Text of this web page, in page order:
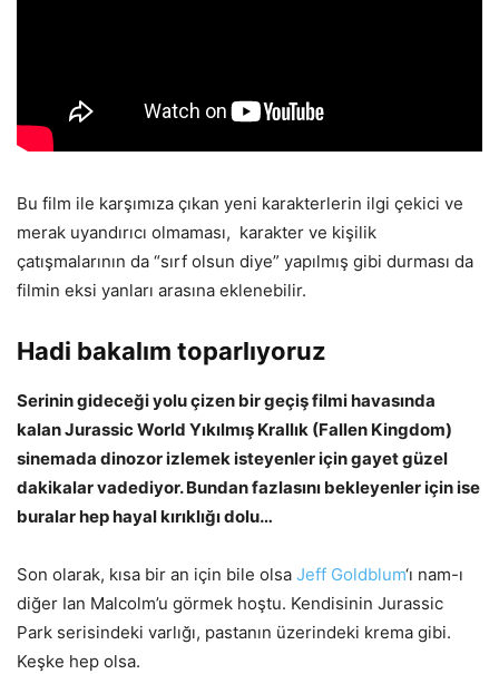
Bu film ile karşımıza çıkan yeni karakterlerin ilgi çekici ve
merak uyandırıcı olmaması, karakter ve kişilik
çatışmalarının da “sırf olsun diye” yapılmış gibi durması da
filmin eksi yanları arasına eklenebilir.
Hadi bakalım toparlıyoruz
Serinin gideceği yolu çizen bir geçiş filmi havasında
kalan Jurassic World Yıkılmış Krallık (Fallen Kingdom)
sinemada dinozor izlemek isteyenler için gayet güzel
dakikalar vadediyor. Bundan fazlasını bekleyenler için ise
buralar hep hayal kırıklığı dolu…
Son olarak, kısa bir an için bile olsa Jeff Goldblum‘ı nam-ı
diğer Ian Malcolm’u görmek hoştu. Kendisinin Jurassic
Park serisindeki varlığı, pastanın üzerindeki krema gibi.
Keşke hep olsa.